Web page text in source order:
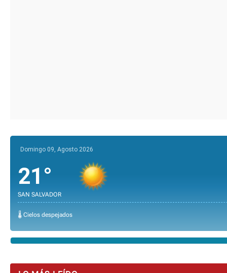
Domingo 09, Agosto 2026
21°
SAN SALVADOR
🌡️ Cielos despejados